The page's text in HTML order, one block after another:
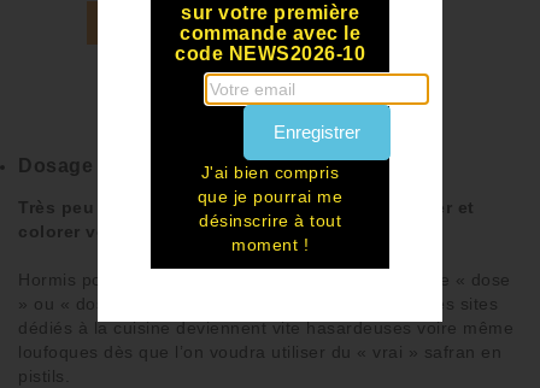
METTRE DU SAFRAN AU PANIER !!
JE VEUX CULTIVER MON SAFRAN !!
Dosage du safran :
Très peu de safran en pistils suffit pour parfumer et
colorer vos plats.
Hormis pour le où l’on va parler de « dose
» ou « dosette », les
trouvées ci et là sur les sites
dédiés à lacuisinedeviennent vite hasardeuses voire même
loufoques dès que l’on voudra utiliser du « vrai » safran en
pistils
sur votre première
commande avec le
code NEWS2026-10
Enregistrer
J'ai bien compris
que je pourrai me
désinscrire à tout
moment !